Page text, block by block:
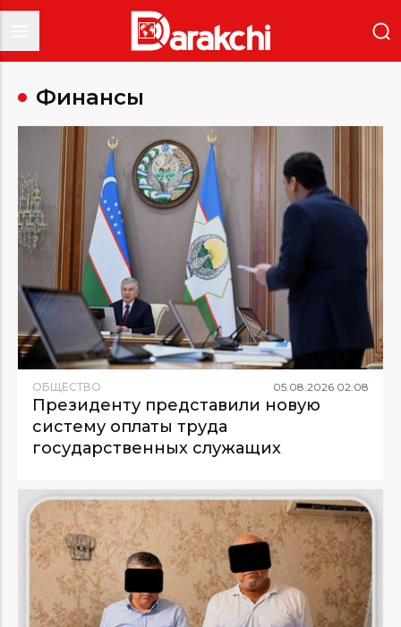
Финансы
ОБЩЕСТВО 05.08.2026 02:08
Президенту представили новую
систему оплаты труда
государственных служащих